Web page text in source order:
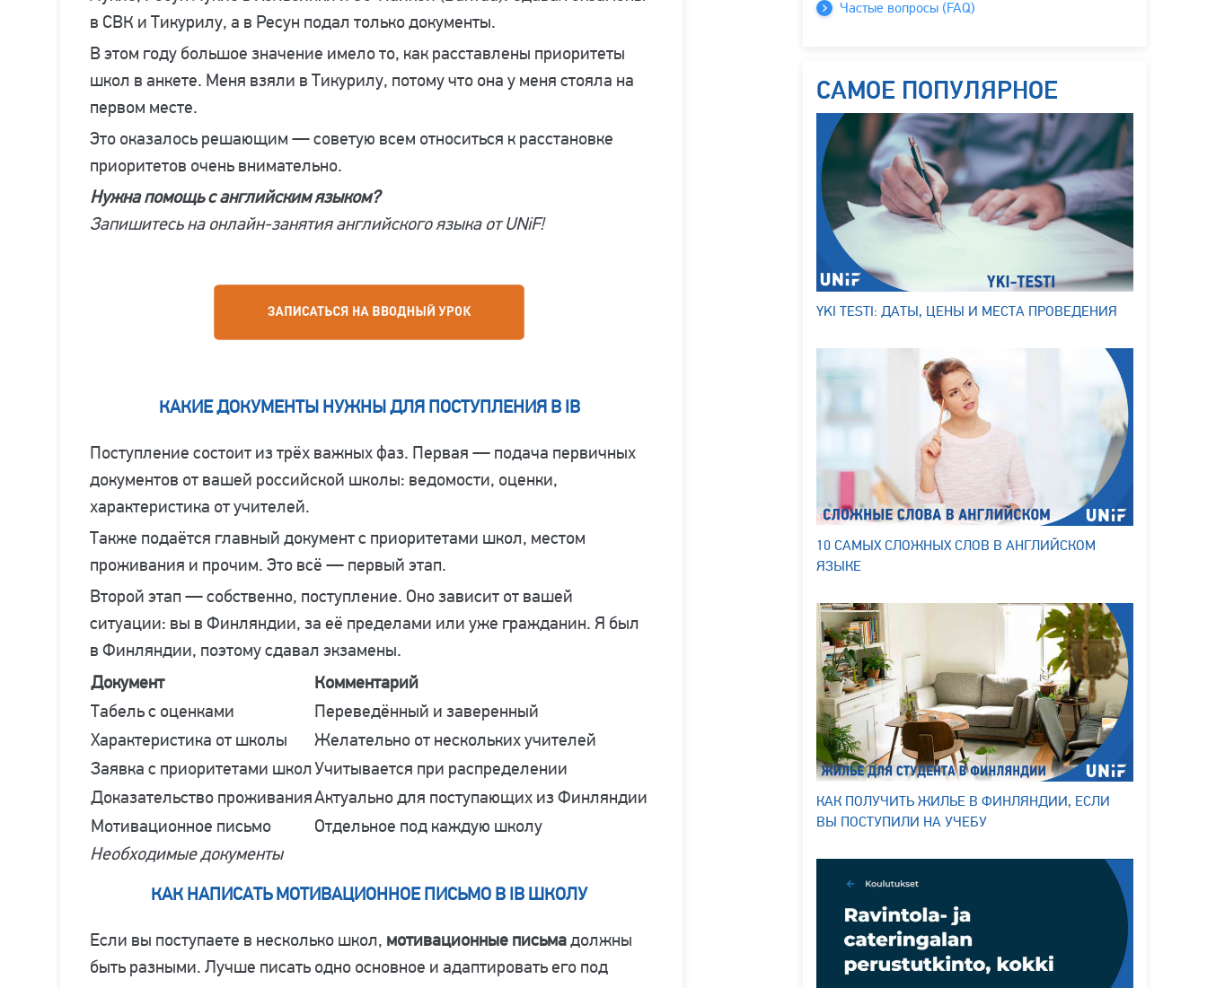
в СВК и Тикурилу, а в Ресун подал только документы.
В этом году большое значение имело то, как расставлены приоритеты
школ в анкете. Меня взяли в Тикурилу, потому что она у меня стояла на
первом месте.
Это оказалось решающим — советую всем относиться к расстановке
приоритетов очень внимательно.
Нужна помощь с английским языком?
Запишитесь на онлайн-занятия английского языка от UNiF!
КАКИЕ ДОКУМЕНТЫ НУЖНЫ ДЛЯ ПОСТУПЛЕНИЯ В IB
Поступление состоит из трёх важных фаз. Первая — подача первичных
документов от вашей российской школы: ведомости, оценки,
характеристика от учителей.
Также подаётся главный документ с приоритетами школ, местом
проживания и прочим. Это всё — первый этап.
Второй этап — собственно, поступление. Оно зависит от вашей
ситуации: вы в Финляндии, за её пределами или уже гражданин. Я был
в Финляндии, поэтому сдавал экзамены.
Документ
Комментарий
Табель с оценками
Переведённый и заверенный
Характеристика от школы
Желательно от нескольких учителей
Заявка с приоритетами школУчитывается при распределении
Доказательство проживанияАктуально для поступающих из Финляндии
Мотивационное письмо
Отдельное под каждую школу
Необходимые документы
КАК НАПИСАТЬ МОТИВАЦИОННОЕ ПИСЬМО В IB ШКОЛУ
Если вы поступаете в несколько школ, мотивационные письмадолжны
быть разными. Лучше писать одно основное и адаптировать его под
Частые вопросы (FAQ)
САМОЕ ПОПУЛЯРНОЕ
YKI TESTI: ДАТЫ, ЦЕНЫ И МЕСТА ПРОВЕДЕНИЯ
10 САМЫХ СЛОЖНЫХ СЛОВ В АНГЛИЙСКОМ
ЯЗЫКЕ
КАК ПОЛУЧИТЬ ЖИЛЬЕ В ФИНЛЯНДИИ, ЕСЛИ
ВЫ ПОСТУПИЛИ НА УЧЕБУ